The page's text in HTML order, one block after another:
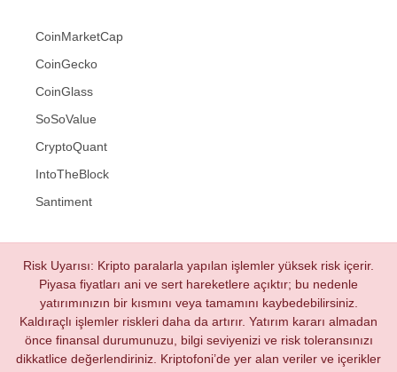
CoinMarketCap
CoinGecko
CoinGlass
SoSoValue
CryptoQuant
IntoTheBlock
Santiment
Risk Uyarısı: Kripto paralarla yapılan işlemler yüksek risk içerir.
Piyasa fiyatları ani ve sert hareketlere açıktır; bu nedenle
yatırımınızın bir kısmını veya tamamını kaybedebilirsiniz.
Kaldıraçlı işlemler riskleri daha da artırır. Yatırım kararı almadan
önce finansal durumunuzu, bilgi seviyenizi ve risk toleransınızı
dikkatlice değerlendiriniz. Kriptofoni’de yer alan veriler ve içerikler